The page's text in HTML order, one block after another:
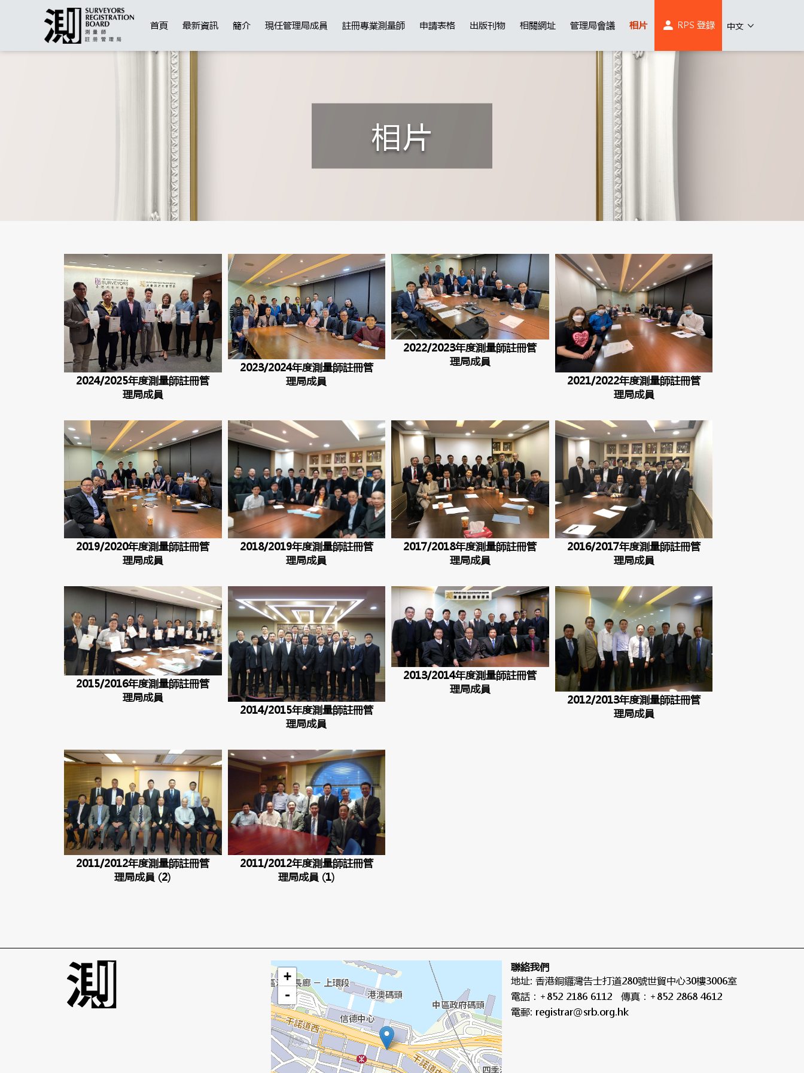
首頁 最新資訊 簡介 現任管理局成員 註冊專業測量師 申請表格 出版刊物 相關網址 管理局會議 相片 RPS 登錄 中文
相片
2024/2025年度測量師註冊管
理局成員
2023/2024年度測量師註冊管
理局成員
2022/2023年度測量師註冊管
理局成員
2021/2022年度測量師註冊管
理局成員
2019/2020年度測量師註冊管
理局成員
2018/2019年度測量師註冊管
理局成員
2017/2018年度測量師註冊管
理局成員
2016/2017年度測量師註冊管
理局成員
2015/2016年度測量師註冊管
理局成員
2014/2015年度測量師註冊管
理局成員
2013/2014年度測量師註冊管
理局成員
2012/2013年度測量師註冊管
理局成員
2011/2012年度測量師註冊管
理局成員 (2)
2011/2012年度測量師註冊管
理局成員 (1)
+
-
聯絡我們
地址: 香港銅鑼灣告士打道280號世貿中心30樓3006室
電話：+852 2186 6112 傳真：+852 2868 4612
電郵: registrar@srb.org.hk